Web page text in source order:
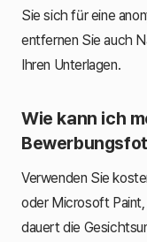
Sie sich für eine
entfernen Sie auch
Ihren Unterlagen.
Wie kann ich
Verwenden Sie
oder Microsoft Paint,
dauert die